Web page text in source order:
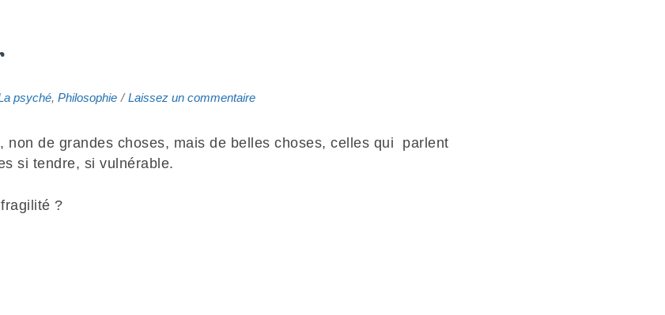
psyché, Philosophie Laissez un commentairesur
non de grandes choses, mais de belles choses, celles qui parlent
si tendre, si vulnérable.
?